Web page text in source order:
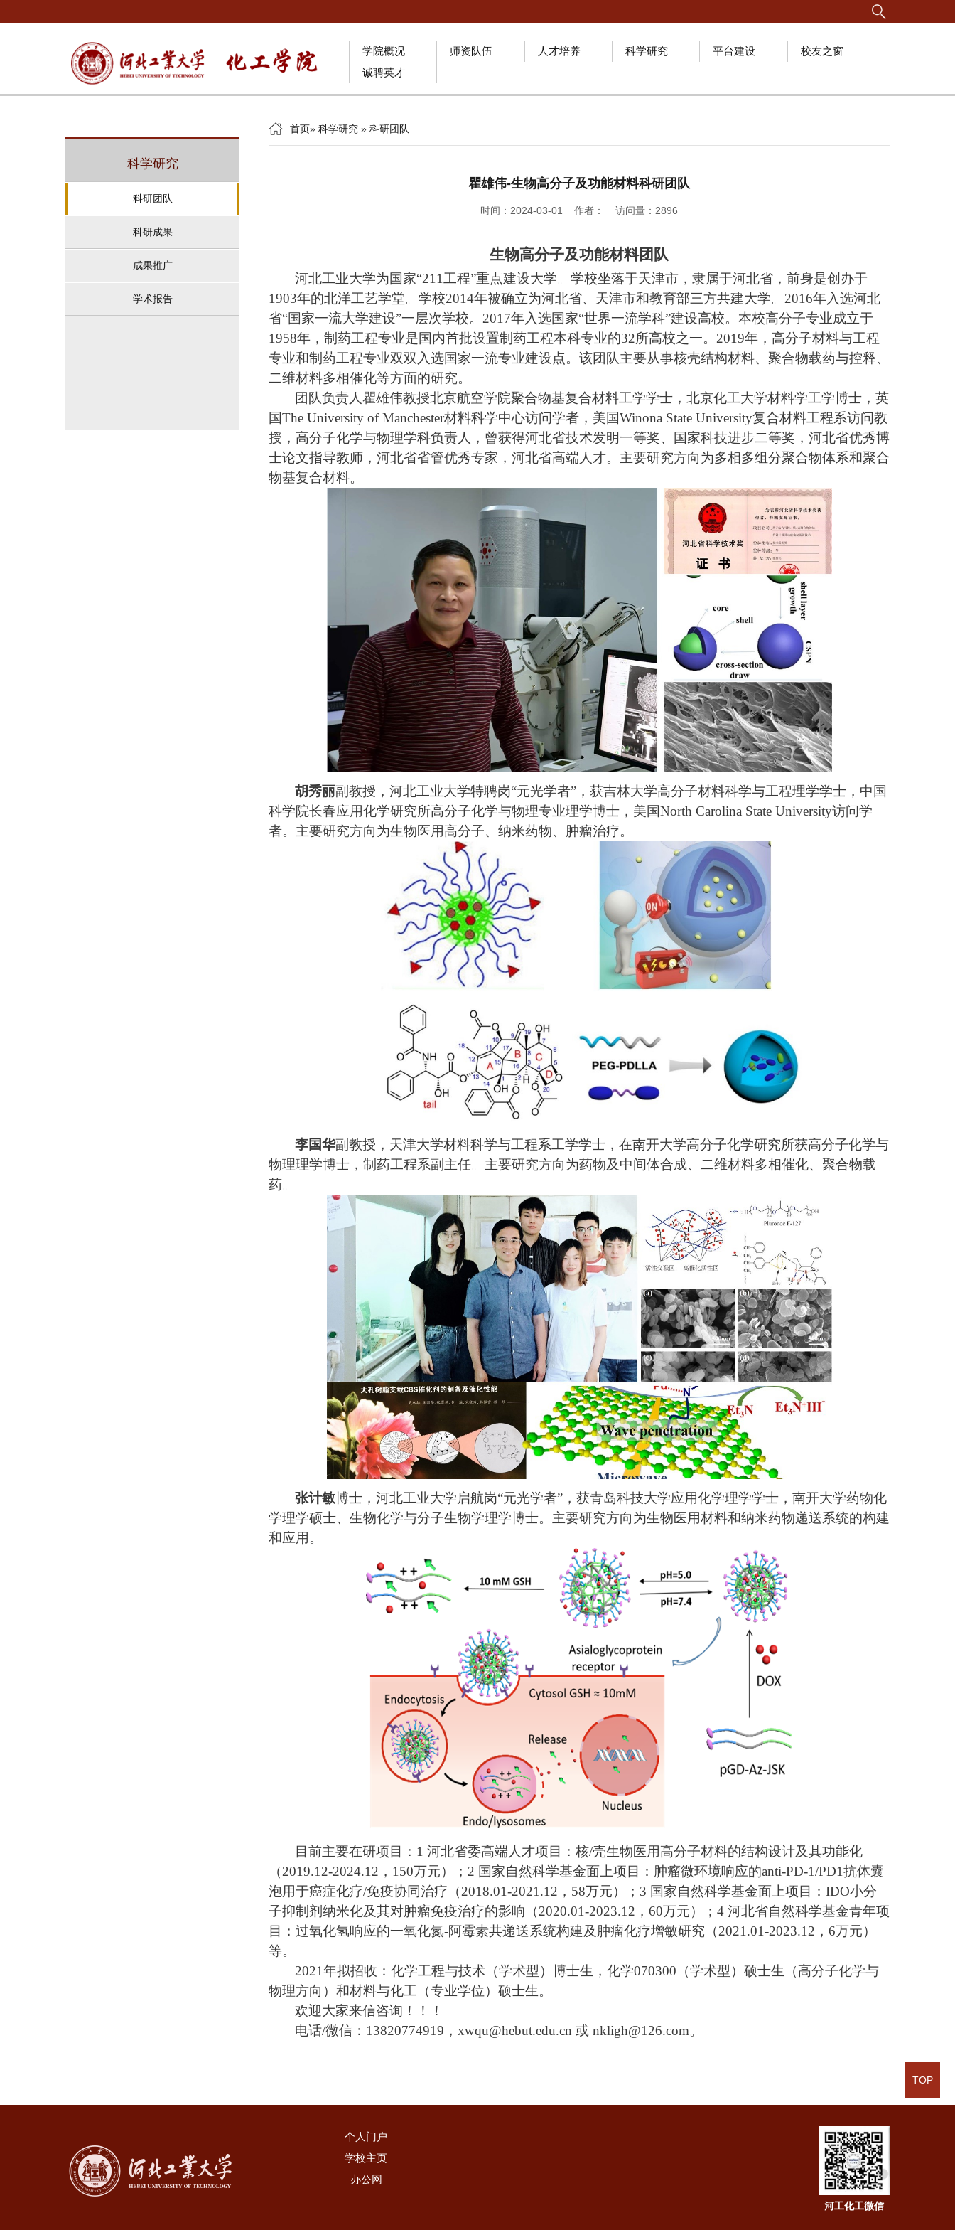
学院概况 师资队伍 人才培养 科学研究 平台建设
校友之窗
诚聘英才
科学研究
科研团队
科研成果
成果推广
学术报告
首页» 科学研究 » 科研团队
瞿雄伟-生物高分子及功能材料科研团队
时间：2024-03-01 作者： 访问量： 2896
生物高分子及功能材料团队
河北工业大学为国家“211工程”重点建设大学。学校坐落于天津市，隶属于河北省，前身是创办于
1903年的北洋工艺学堂。学校2014年被确立为河北省、天津市和教育部三方共建大学。2016年入选河北
省“国家一流大学建设”一层次学校。2017年入选国家“世界一流学科”建设高校。本校高分子专业成立于
1958年，制药工程专业是国内首批设置制药工程本科专业的32所高校之一。2019年，高分子材料与工程
专业和制药工程专业双双入选国家一流专业建设点。该团队主要从事核壳结构材料、聚合物载药与控释、
二维材料多相催化等方面的研究。
团队负责人瞿雄伟教授北京航空学院聚合物基复合材料工学学士，北京化工大学材料学工学博士，英
国The University of Manchester材料科学中心访问学者，美国Winona State University复合材料工程系访问教
授，高分子化学与物理学科负责人，曾获得河北省技术发明一等奖、国家科技进步二等奖，河北省优秀博
士论文指导教师，河北省省管优秀专家，河北省高端人才。主要研究方向为多相多组分聚合物体系和聚合
物基复合材料。
胡秀丽副教授，河北工业大学特聘岗“元光学者”，获吉林大学高分子材料科学与工程理学学士，中国
科学院长春应用化学研究所高分子化学与物理专业理学博士，美国North Carolina State University访问学
者。主要研究方向为生物医用高分子、纳米药物、肿瘤治疗。
李国华副教授，天津大学材料科学与工程系工学学士，在南开大学高分子化学研究所获高分子化学与
物理理学博士，制药工程系副主任。主要研究方向为药物及中间体合成、二维材料多相催化、聚合物载
药。
张计敏博士，河北工业大学启航岗“元光学者”，获青岛科技大学应用化学理学学士，南开大学药物化
学理学硕士、生物化学与分子生物学理学博士。主要研究方向为生物医用材料和纳米药物递送系统的构建
和应用。
目前主要在研项目：1 河北省委高端人才项目：核/壳生物医用高分子材料的结构设计及其功能化
（2019.12-2024.12，150万元）；2 国家自然科学基金面上项目：肿瘤微环境响应的anti-PD-1/PD1抗体囊
泡用于癌症化疗/免疫协同治疗（2018.01-2021.12，58万元）；3 国家自然科学基金面上项目：IDO小分
子抑制剂纳米化及其对肿瘤免疫治疗的影响（2020.01-2023.12，60万元）；4 河北省自然科学基金青年项
目：过氧化氢响应的一氧化氮-阿霉素共递送系统构建及肿瘤化疗增敏研究（2021.01-2023.12，6万元）
等。
2021年拟招收：化学工程与技术（学术型）博士生，化学070300（学术型）硕士生（高分子化学与
物理方向）和材料与化工（专业学位）硕士生。
欢迎大家来信咨询！！！
电话/微信：13820774919， xwqu@hebut.edu.cn 或 nkligh@126.com。
个人门户
学校主页
办公网
河工化工微信
TOP